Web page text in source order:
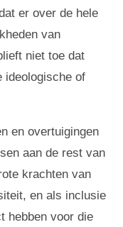
er over de hele
van
niet toe dat
ideologische of
en overtuigingen
aan de rest van
krachten van
en als inclusie
hebben voor die